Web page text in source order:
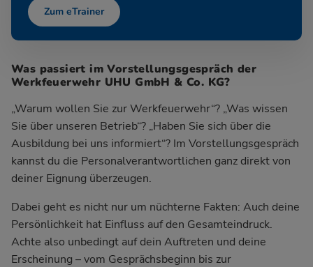
Zum eTrainer
Was passiert im Vorstellungsgespräch der
Werkfeuerwehr UHU GmbH & Co. KG?
„Warum wollen Sie zur Werkfeuerwehr“? „Was wissen
Sie über unseren Betrieb“? „Haben Sie sich über die
Ausbildung bei uns informiert“? Im Vorstellungsgespräch
kannst du die Personalverantwortlichen ganz direkt von
deiner Eignung überzeugen.
Dabei geht es nicht nur um nüchterne Fakten: Auch deine
Persönlichkeit hat Einfluss auf den Gesamteindruck.
Achte also unbedingt auf dein Auftreten und deine
Erscheinung – vom Gesprächsbeginn bis zur